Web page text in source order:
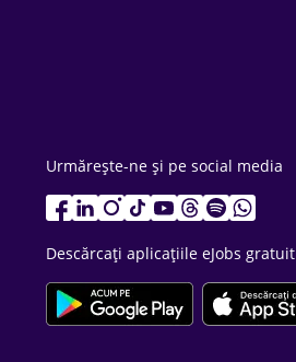
Urmărește-ne și pe social media
Descărcați aplicațiile eJobs gratuit